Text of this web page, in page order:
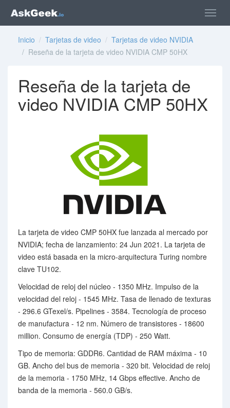
Inicio / Tarjetas de video / Tarjetas de video NVIDIA
/ Reseña de la tarjeta de video NVIDIA CMP 50HX
Reseña de la tarjeta de
video NVIDIA CMP 50HX
La tarjeta de video CMP 50HX fue lanzada al mercado por
NVIDIA; fecha de lanzamiento: 24 Jun 2021. La tarjeta de
video está basada en la micro-arquitectura Turing nombre
clave TU102.
Velocidad de reloj del núcleo - 1350 MHz. Impulso de la
velocidad del reloj - 1545 MHz. Tasa de llenado de texturas
- 296.6 GTexel/s. Pipelines - 3584. Tecnología de proceso
de manufactura - 12 nm. Número de transistores - 18600
million. Consumo de energía (TDP) - 250 Watt.
Tipo de memoria: GDDR6. Cantidad de RAM máxima - 10
GB. Ancho del bus de memoria - 320 bit. Velocidad de reloj
de la memoria - 1750 MHz, 14 Gbps effective. Ancho de
banda de la memoria - 560.0 GB/s.